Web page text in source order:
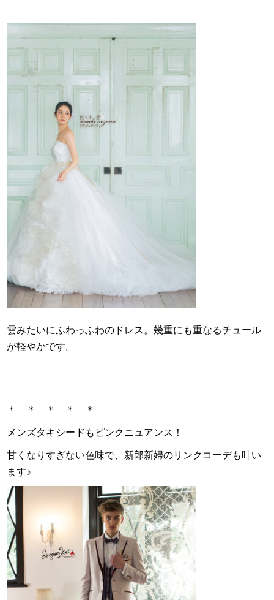
雲みたいにふわっふわのドレス。幾重にも重なるチュール
が軽やかです。
＊ ＊ ＊ ＊ ＊
メンズタキシードもピンクニュアンス！
甘くなりすぎない色味で、 新郎新婦のリンクコーデも叶い
ます♪